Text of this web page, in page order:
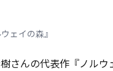
ェイの森』
さんの代表作『ノルウ